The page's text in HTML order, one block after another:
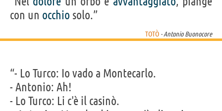
con un occhio solo.”
TOTÒ - Antonio Buonocore
“- Lo Turco: Io vado a Montecarlo.
- Antonio: Ah!
- Lo Turco: Li c'è il casinò.